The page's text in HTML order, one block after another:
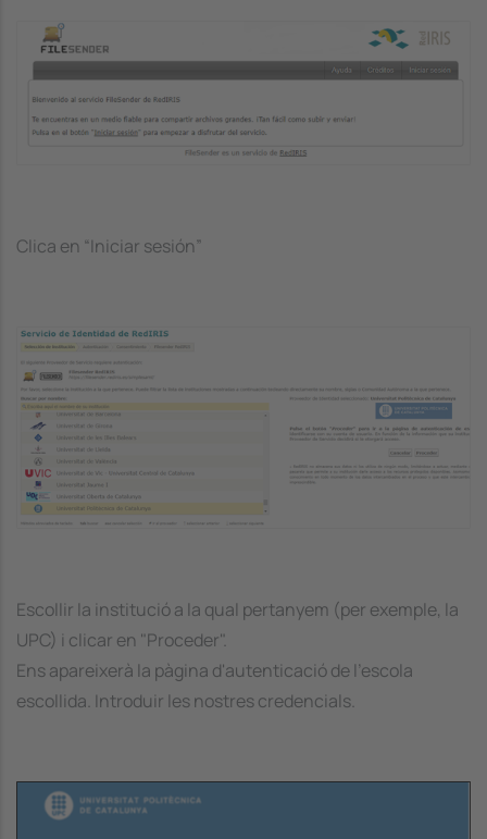
Image
Clica en “Iniciar sesión”
Image
Escollir la institució a la qual pertanyem (per exemple, la
UPC) i clicar en "Proceder".
Ens apareixerà la pàgina d'autenticació de l'escola
escollida. Introduir les nostres credencials.
Image